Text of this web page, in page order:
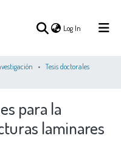
Log In (current)
COMMUNITIES
Tesis doctorales
para la
laminares